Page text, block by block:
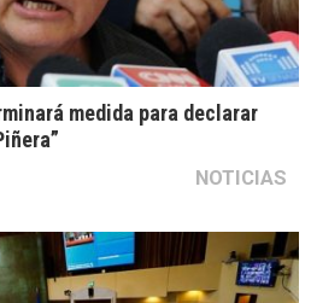
medida para declarar
NOTICIAS